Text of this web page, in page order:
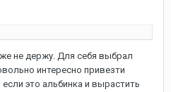
не держу. Для себя выбрал
интересно привезти
это альбинка и вырастить